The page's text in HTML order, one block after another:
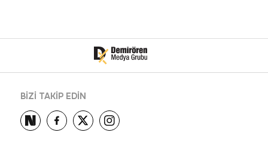
BİZİ TAKİP EDİN